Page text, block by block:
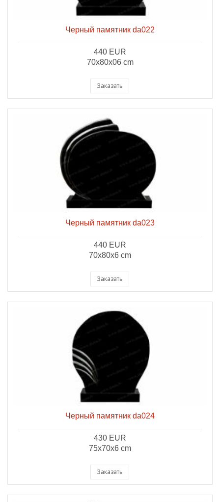
Черный памятник da022
440 EUR
70x80x06 cm
Заказать
Черный памятник da023
440 EUR
70x80x6 cm
Заказать
Черный памятник da024
430 EUR
75x70x6 cm
Заказать